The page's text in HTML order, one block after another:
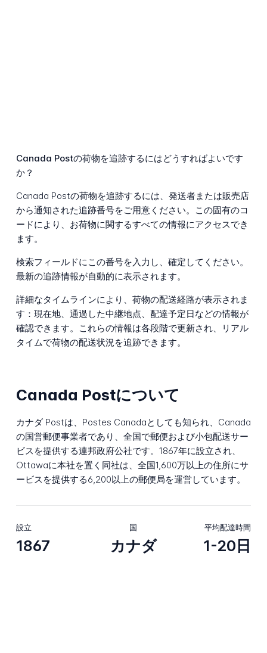
Canada Postの荷物を追跡するにはどうすればよいです
か？
Canada Postの荷物を追跡するには、発送者または販売店
から通知された追跡番号をご用意ください。この固有のコ
ードにより、お荷物に関するすべての情報にアクセスでき
ます。
検索フィールドにこの番号を入力し、確定してください。
最新の追跡情報が自動的に表示されます。
詳細なタイムラインにより、荷物の配送経路が表示されま
す：現在地、通過した中継地点、配達予定日などの情報が
確認できます。これらの情報は各段階で更新され、リアル
タイムで荷物の配送状況を追跡できます。
Canada Postについて
カナダ Postは、Postes Canadaとしても知られ、Canada
の国営郵便事業者であり、全国で郵便および小包配送サー
ビスを提供する連邦政府公社です。1867年に設立され、
Ottawaに本社を置く同社は、全国1,600万以上の住所にサ
ービスを提供する6,200以上の郵便局を運営しています。
設立
1867
国
カナダ
平均配達時間
1-20日